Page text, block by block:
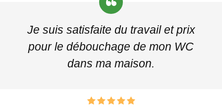
Je suis satisfaite du travail et prix
pour le débouchage de mon WC
dans ma maison.